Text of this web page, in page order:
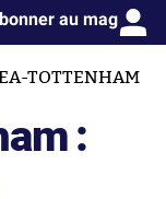
au mag
TOTTENHAM
: